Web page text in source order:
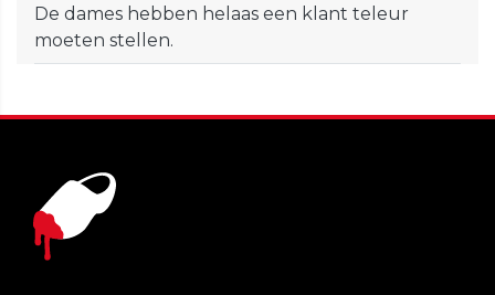
De dames hebben helaas een klant teleur
moeten stellen.